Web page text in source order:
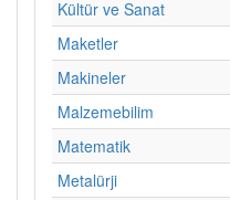
Kültür ve Sanat
Maketler
Makineler
Malzemebilim
Matematik
Metalürji